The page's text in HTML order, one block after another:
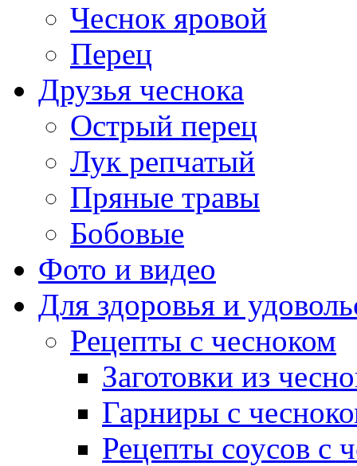
Чеснок яровой
Перец
Друзья чеснока
Острый перец
Лук репчатый
Пряные травы
Бобовые
Фото и видео
Для здоровья и
Рецепты с чесноком
Заготовки из
Гарниры с
Рецепты соусов с